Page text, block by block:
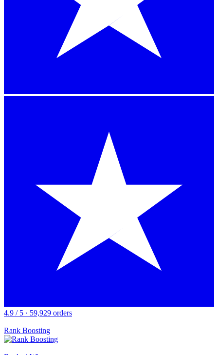
4.9 / 5 · 59,929 orders
Rank Boosting